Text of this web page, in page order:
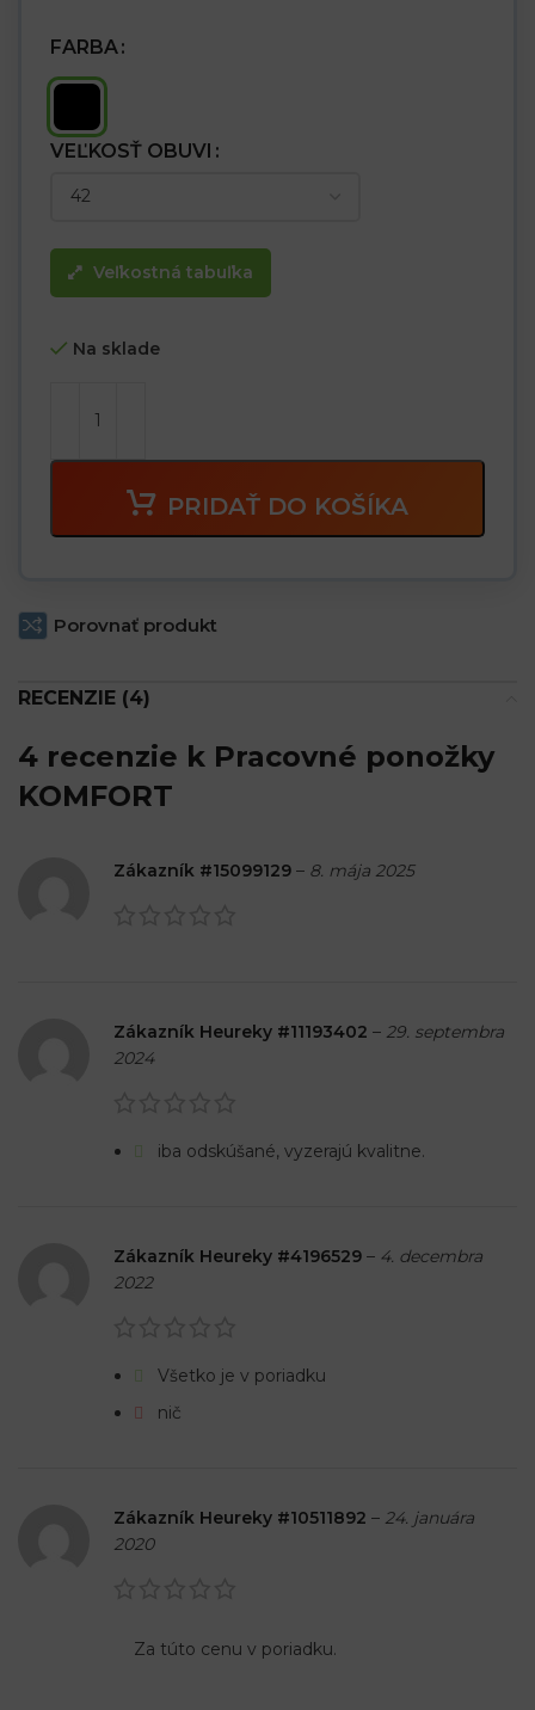
FARBA
VEĽKOSŤ OBUVI
Veľkostná tabuľka
Na sklade
PRIDAŤ DO KOŠÍKA
Porovnať produkt
RECENZIE (4)
4 recenzie k Pracovné ponožky
KOMFORT
Zákazník #15099129 – 8. mája 2025
Zákazník Heureky #11193402 – 29. septembra
2024
iba odskúšané, vyzerajú kvalitne.
Zákazník Heureky #4196529 – 4. decembra
2022
Všetko je v poriadku
nič
Zákazník Heureky #10511892 – 24. januára
2020
Za túto cenu v poriadku.